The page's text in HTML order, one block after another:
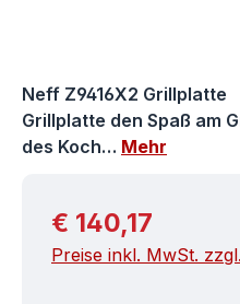
Neff Z9416X2 Grillplatte
Grillplatte den Spaß am
des Koch… Mehr
Regulärer Preis:
€ 140,17
Preise inkl. MwSt.